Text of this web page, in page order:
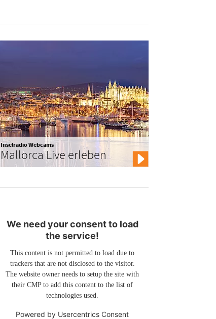
Inselradio Webcams
Mallorca Live erleben
We need your consent to load
the service!
This content is not permitted to load due to
trackers that are not disclosed to the visitor.
The website owner needs to setup the site with
their CMP to add this content to the list of
technologies used.
Powered by Usercentrics Consent